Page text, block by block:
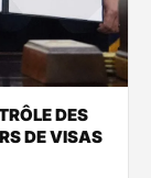
DES
DE VISAS